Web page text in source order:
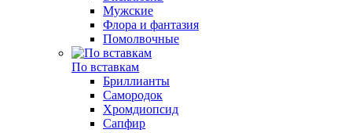
Мужские
Флора и фантазия
Помолвочные
По вставкам
Бриллианты
Самородок
Хромдиопсид
Сапфир